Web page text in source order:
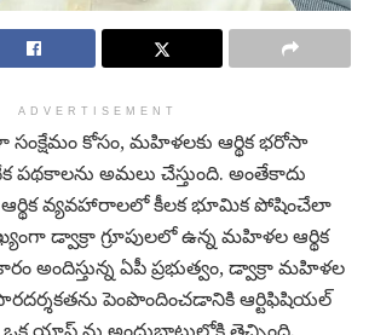
ADVERTISEMENT
సంక్షేమం కోసం, మహిళలకు ఆర్థిక భరోసా
పథకాలను అమలు చేస్తుంది. అంతేకాదు
ఆర్థిక వ్యవహారాలలో కీలక భూమిక పోషించేలా
డ్వాక్రా గ్రూపులలో ఉన్న మహిళల ఆర్థిక
అందిస్తున్న ఏపీ ప్రభుత్వం, డ్వాక్రా మహిళల
పెంపొందించడానికి ఆర్టిఫిషియల్